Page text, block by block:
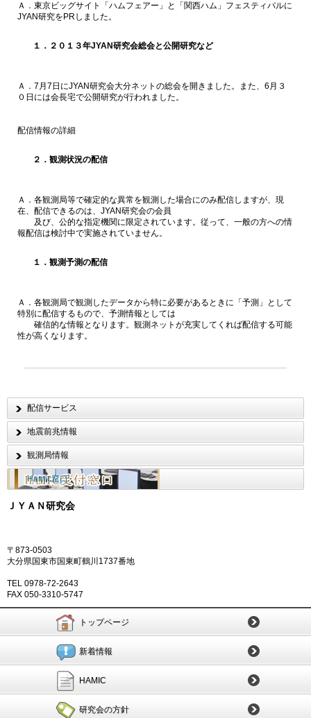
Ａ．東京ビッグサイト「ハムフェアー」と「関西ハム」フェスティバルに
JYAN研究をPRしました。
１．２０１３年JYAN研究会総会と公開研究など
Ａ．7月7日にJYAN研究会大分ネットの総会を開きました。また、6月３
０日には会長宅で公開研究が行われました。
配信情報の詳細
２．観測状況の配信
Ａ．各観測局等で確定的な異常を観測した場合にのみ配信しますが、現
在、配信できるのは、JYAN研究会の会員
及び、公的な指定機関に限定されています。従って、一般の方への情
報配信は検討中で実施されていません。
１．観測予測の配信
Ａ．各観測局で観測したデータから特に必要があるときに「予測」として
特別に配信するもので、予測情報としては
確信的な情報となります。観測ネットが充実してくれば配信する可能
性が高くなります。
配信サービス
地震前兆情報
観測局情報
Hamic窓口
ＪＹＡＮ研究会
〒873-0503
大分県国東市国東町鶴川1737番地
TEL 0978-72-2643
FAX 050-3310-5747
トップページ
新着情報
HAMIC
研究会の方針